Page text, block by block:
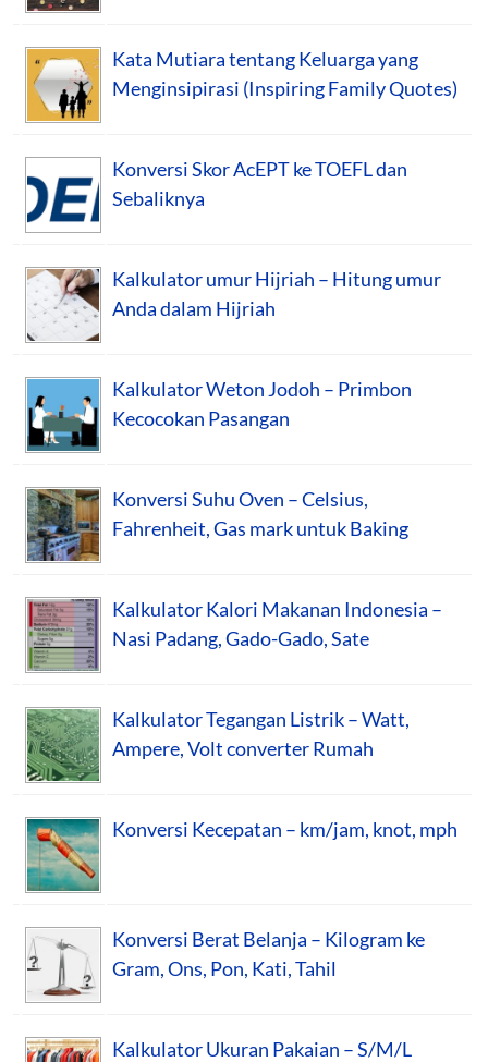
Kata Mutiara tentang Keluarga yang
Menginsipirasi (Inspiring Family Quotes)
Konversi Skor AcEPT ke TOEFL dan
Sebaliknya
Kalkulator umur Hijriah – Hitung umur
Anda dalam Hijriah
Kalkulator Weton Jodoh – Primbon
Kecocokan Pasangan
Konversi Suhu Oven – Celsius,
Fahrenheit, Gas mark untuk Baking
Kalkulator Kalori Makanan Indonesia –
Nasi Padang, Gado-Gado, Sate
Kalkulator Tegangan Listrik – Watt,
Ampere, Volt converter Rumah
Konversi Kecepatan – km/jam, knot, mph
Konversi Berat Belanja – Kilogram ke
Gram, Ons, Pon, Kati, Tahil
Kalkulator Ukuran Pakaian – S/M/L